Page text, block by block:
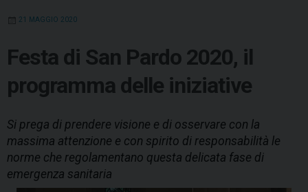
21 MAGGIO 2020
Festa di San Pardo 2020, il
programma delle iniziative
Si prega di prendere visione e di osservare con la
massima attenzione e con spirito di responsabilità le
norme che regolamentano questa delicata fase di
emergenza sanitaria